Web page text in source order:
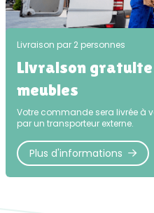
Livraison par 2 personnes
Livraison
meubles
Votre commande sera livrée à
par un transporteur externe.
Plus d'informations